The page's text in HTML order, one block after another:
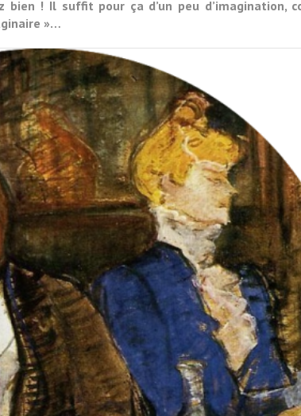
bien ! Il suffit pour ça d’un peu d’imagination,
»…